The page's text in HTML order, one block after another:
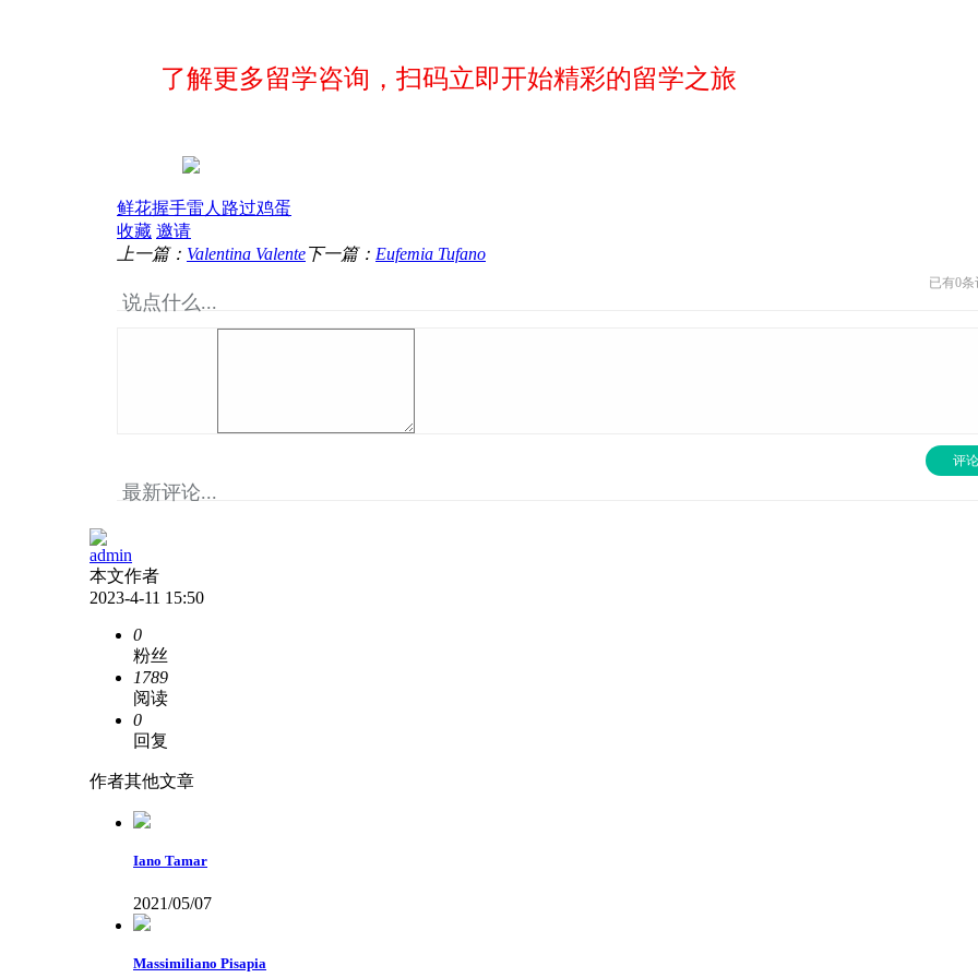
了解更多留学咨询，扫码立即开始精彩的留学之旅
鲜花握手雷人 路过鸡蛋
收藏 邀请
上一篇： Valentina Valente下一篇： Eufemia Tufano
说点什么...
已有0条
评论
最新评论...
admin
本文作者
2023-4-11 15:50
0
粉丝
1789
阅读
0
回复
作者其他文章
Iano Tamar
2021/05/07
Massimiliano Pisapia